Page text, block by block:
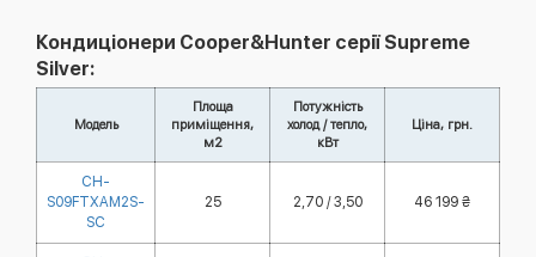
Кондиціонери Cooper&Hunter серії Supreme
Silver:
Модель
Площа
приміщення,
м2
Потужність
холод / тепло,
кВт
Ціна, грн.
CH-
S09FTXAM2S-
SC
25 2,70 / 3,50 46 199 ₴